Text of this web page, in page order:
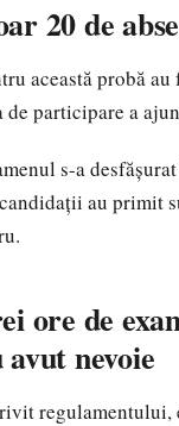
20 de
această probă
de participare a
s-a
au primit
ore de
avut nevoie
regulamentului,